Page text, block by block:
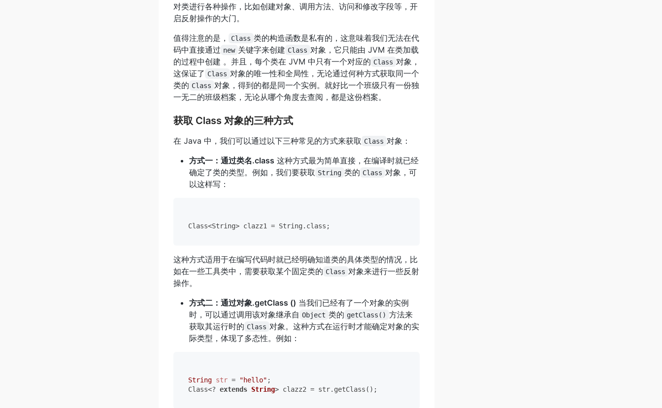
对类进行各种操作，比如创建对象、调用方法、访问和修改字段等，开
启反射操作的大门。
值得注意的是，
Class 类的构造函数是私有的，这意味着我们无法在代
码中直接通过 new 关键字来创建 Class 对象，它只能由 JVM 在类加载
的过程中创建 。并且，每个类在 JVM 中只有一个对应的 Class 对象，
这保证了 Class 对象的唯一性和全局性，无论通过何种方式获取同一个
类的 Class 对象，得到的都是同一个实例。就好比一个班级只有一份独
一无二的班级档案，无论从哪个角度去查阅，都是这份档案。
获取 Class 对象的三种方式
在 Java 中，我们可以通过以下三种常见的方式来获取 Class 对象：
方式一：通过类名.class 这种方式最为简单直接，在编译时就已经
确定了类的类型。例如，我们要获取 String 类的 Class 对象，可
以这样写：
这种方式适用于在编写代码时就已经明确知道类的具体类型的情况，比
如在一些工具类中，需要获取某个固定类的 Class 对象来进行一些反射
操作。
方式二：通过对象.getClass () 当我们已经有了一个对象的实例
时，可以通过调用该对象继承自 Object 类的 getClass() 方法来
获取其运行时的 Class 对象。这种方式在运行时才能确定对象的实
际类型，体现了多态性。例如：
String str = "hello" ;
Class<? extends String